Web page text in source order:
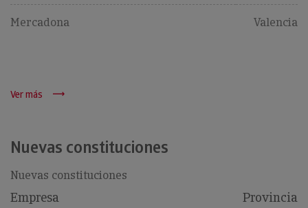
Mercadona Valencia
Ver más
Nuevas constituciones
Nuevas constituciones
Empresa Provincia